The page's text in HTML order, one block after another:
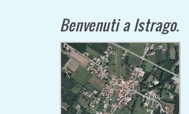
Benvenuti a Istrago.